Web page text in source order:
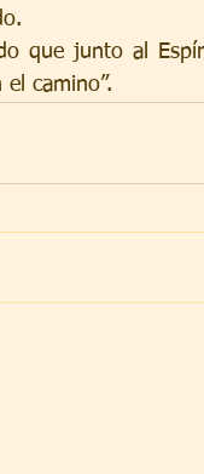
que junto al
camino”.